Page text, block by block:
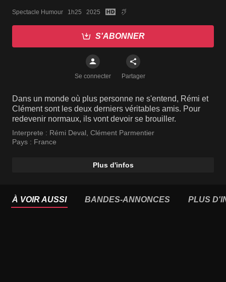
Spectacle Humour   1h25   2025
S'ABONNER
Se connecter Partager
Dans un monde où plus personne ne s'entend, Rémi et
Clément sont les deux derniers véritables amis. Pour
redevenir normaux, ils vont devoir se brouiller.
Interprete : Rémi Deval, Clément Parmentier
Pays : France
Plus d'infos
À VOIR AUSSI BANDES-ANNONCES PLUS